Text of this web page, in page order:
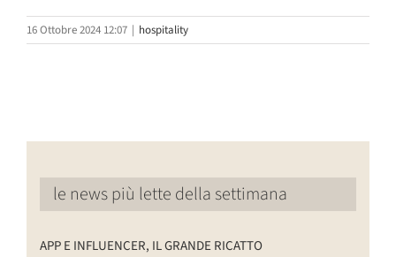
16 Ottobre 2024 12:07 | hospitality
le news più lette della settimana
APP E INFLUENCER, IL GRANDE RICATTO